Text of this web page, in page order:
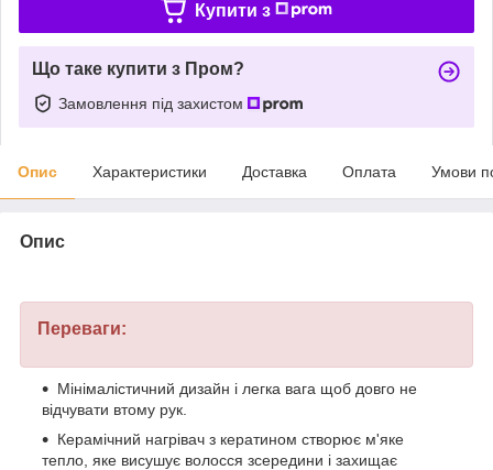
Купити з
Що таке купити з Пром?
Замовлення під захистом
Опис Характеристики Доставка Оплата Умови
Опис
Переваги:
Мінімалістичний дизайн і легка вага щоб довго не
відчувати втому рук.
Керамічний нагрівач з кератином створює м'яке
тепло, яке висушує волосся зсередини і захищає